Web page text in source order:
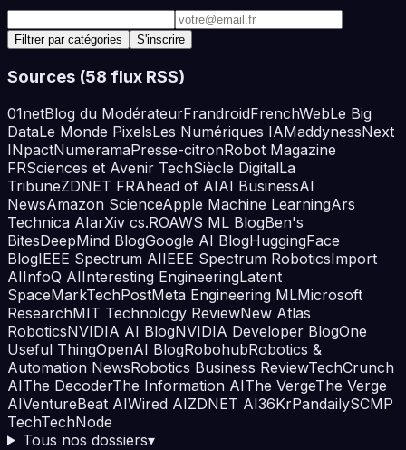
Adresse e-mail
Filtrer par catégories S'inscrire
Sources (58 flux RSS)
01netBlog du ModérateurFrandroidFrenchWebLe Big
DataLe Monde PixelsLes Numériques IAMaddynessNext
INpactNumeramaPresse-citronRobot Magazine
FRSciences et Avenir TechSiècle DigitalLa
TribuneZDNET FRAhead of AIAI BusinessAI
NewsAmazon ScienceApple Machine LearningArs
Technica AIarXiv cs.ROAWS ML BlogBen's
BitesDeepMind BlogGoogle AI BlogHuggingFace
BlogIEEE Spectrum AIIEEE Spectrum RoboticsImport
AIInfoQ AIInteresting EngineeringLatent
SpaceMarkTechPostMeta Engineering MLMicrosoft
ResearchMIT Technology ReviewNew Atlas
RoboticsNVIDIA AI BlogNVIDIA Developer BlogOne
Useful ThingOpenAI BlogRobohubRobotics &
Automation NewsRobotics Business ReviewTechCrunch
AIThe DecoderThe Information AIThe VergeThe Verge
AIVentureBeat AIWired AIZDNET AI36KrPandailySCMP
TechTechNode
Tous nos dossiers▾